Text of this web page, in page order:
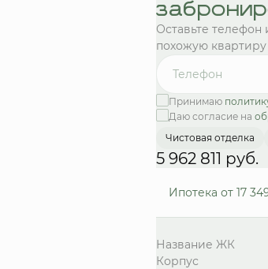
Оставьте
похожую квартиру
Принимаю
Даю согласие на
Чистовая отделка
5 962 811 руб.
Ипотека от 17
Название ЖК
Корпус